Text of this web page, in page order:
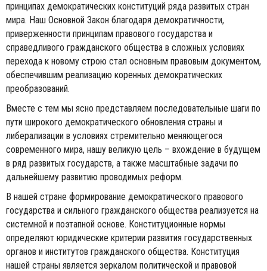
принципах демократических конституций ряда развитых стран
мира. Наш Основной Закон благодаря демократичности,
приверженности принципам правового государства и
справедливого гражданского общества в сложных условиях
перехода к новому строю стал основным правовым документом,
обеспечившим реализацию коренных демократических
преобразований.
Вместе с тем мы ясно представляем последовательные шаги по
пути широкого демократического обновления страны и
либерализации в условиях стремительно меняющегося
современного мира, нашу великую цель – вхождение в будущем
в ряд развитых государств, а также масштабные задачи по
дальнейшему развитию проводимых реформ.
В нашей стране формирование демократического правового
государства и сильного гражданского общества реализуется на
системной и поэтапной основе. Конституционные нормы
определяют юридические критерии развития государственных
органов и институтов гражданского общества. Конституция
нашей страны является зеркалом политической и правовой